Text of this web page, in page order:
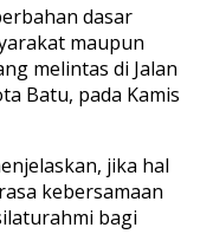
dasar
maupun
melintas di Jalan
Batu, pada Kamis
jika hal
kebersamaan
bagi